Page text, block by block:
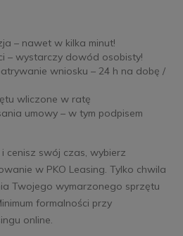
– nawet w kilka minut!
– wystarczy dowód osobisty!
wniosku – 24 h na dobę /
wliczone w ratę
umowy – w tym podpisem
cenisz swój czas, wybierz
w PKO Leasing. Tylko chwila
Twojego wymarzonego sprzętu
formalności przy
online.